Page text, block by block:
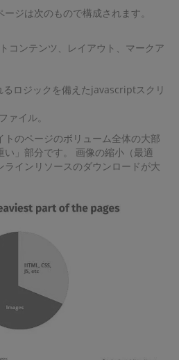
ジは次のもので構成されます。
コンテンツ、レイアウト、マークア
るロジックを備えたjavascriptスクリ
ァイル。
のページのボリューム全体の大部
」部分です。 画像の縮小（最適
インリソースのダウンロードが大